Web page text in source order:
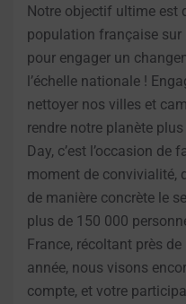
Notre objectif ultime est
population française
pour engager un
l’échelle nationale !
nettoyer nos villes et
rendre notre planète
Day, c’est l’occasion de
moment de convivialité,
de manière concrète le
plus de 150 000
France, récoltant près
année, nous visons
compte, et votre